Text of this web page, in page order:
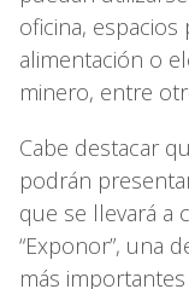
oficina,
alimentación o
minero, entre
Cabe destacar
podrán
que se llevará a
“Exponor”, una
más